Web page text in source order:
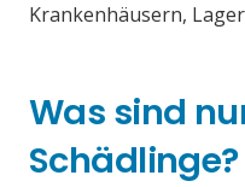
Krankenhäusern,
Was sind
Schädlinge?